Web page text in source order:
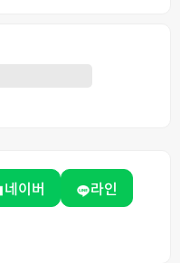
네이버
라인